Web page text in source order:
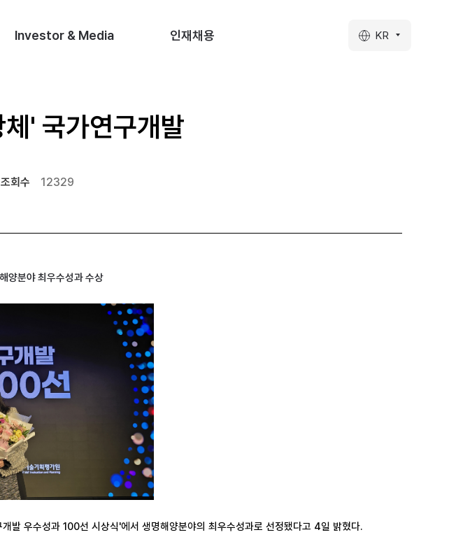
Investor & Media 인재채용 KR
' 국가연구개발
조회수 12329
양분야 최우수성과 수상
우수성과 100선 시상식'에서 생명해양분야의 최우수성과로 선정됐다고 4일 밝혔다.